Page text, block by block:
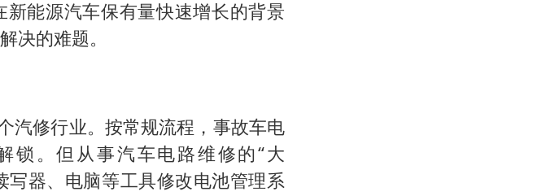
能源汽车保有量快速增长的背景
决的难题。
汽修行业。按常规流程，事故车电
锁。但从事汽车电路维修的“大
写器、电脑等工具修改电池管理系